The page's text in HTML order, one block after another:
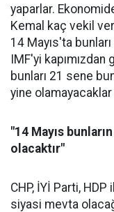
yaparlar.
Kemal kaç vekil
14 Mayıs'ta
IMF'yi
bunları 21 sene
yine
"14 Mayıs
olacaktır"
CHP, İYİ Parti,
siyasi mevta